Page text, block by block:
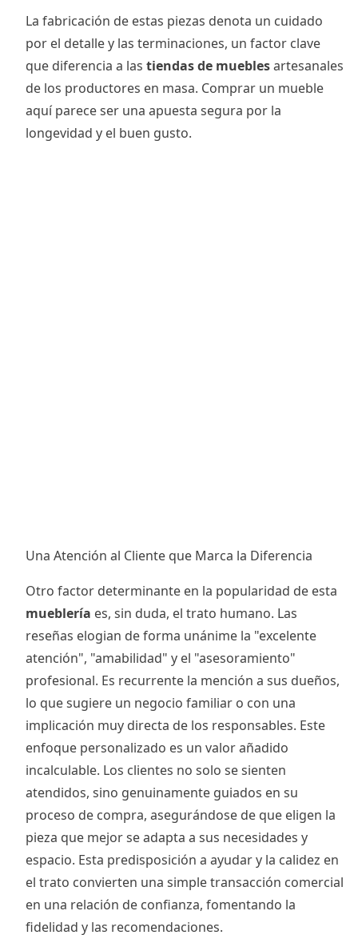
La fabricación de estas piezas denota un cuidado
por el detalle y las terminaciones, un factor clave
que diferencia a las tiendas de mueblesartesanales
de los productores en masa. Comprar un mueble
aquí parece ser una apuesta segura por la
longevidad y el buen gusto.
Una Atención al Cliente que Marca la Diferencia
Otro factor determinante en la popularidad de esta
mueblería es, sin duda, el trato humano. Las
reseñas elogian de forma unánime la "excelente
atención", "amabilidad" y el "asesoramiento"
profesional. Es recurrente la mención a sus dueños,
lo que sugiere un negocio familiar o con una
implicación muy directa de los responsables. Este
enfoque personalizado es un valor añadido
incalculable. Los clientes no solo se sienten
atendidos, sino genuinamente guiados en su
proceso de compra, asegurándose de que eligen la
pieza que mejor se adapta a sus necesidades y
espacio. Esta predisposición a ayudar y la calidez en
el trato convierten una simple transacción comercial
en una relación de confianza, fomentando la
fidelidad y las recomendaciones.